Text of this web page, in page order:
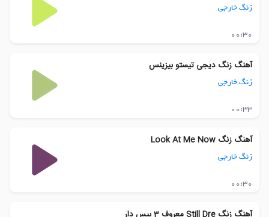
زنگ خارجی
00:30
آهنگ زنگ دیجی تیستو بیزینس
زنگ خارجی
00:33
آهنگ زنگ Look At Me Now
زنگ خارجی
00:30